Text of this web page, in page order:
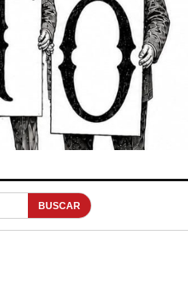
BUSCAR